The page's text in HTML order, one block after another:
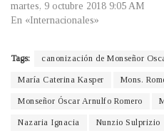
martes, 9 octubre 2018 9:05 AM
En «Internacionales»
Tags: canonización de Monseñor
María Caterina Kasper Mons.
Monseñor Óscar Arnulfo Romero
Nazaria Ignacia Nunzio Sulprizio